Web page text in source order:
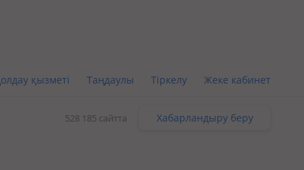
қызметі Таңдаулы Тіркелу Жеке кабинет
528 185 сайтта Хабарландыру беру